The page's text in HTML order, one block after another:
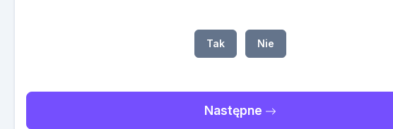
Tak Nie
Następne